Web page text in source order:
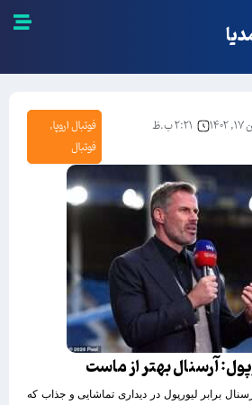
۲:۲۱ ب.ظ
فوتبال اروپا,
فوتبال
آرسنال بهتر از ماست
پیروزی 1-3 آرسنال برابر لیورپول در دیداری تماشایی و جذاب که